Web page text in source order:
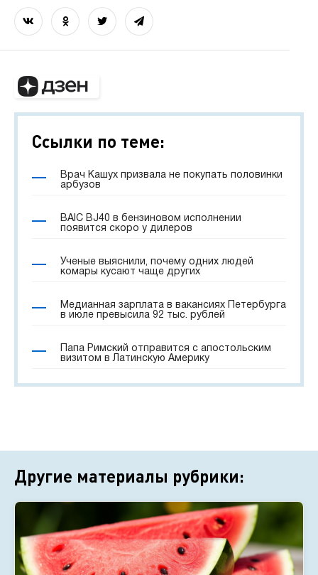
Ссылки по теме:
Врач Кашух призвала не покупать половинки
арбузов
BAIC BJ40 в бензиновом исполнении
появится скоро у дилеров
Ученые выяснили, почему одних людей
комары кусают чаще других
Медианная зарплата в вакансиях Петербурга
в июле превысила 92 тыс. рублей
Папа Римский отправится с апостольским
визитом в Латинскую Америку
Другие материалы рубрики: